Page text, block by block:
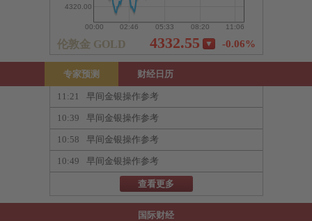
专家预测 财经日历
11:21 早间金银操作参考
10:39 早间金银操作参考
10:58 早间金银操作参考
10:49 早间金银操作参考
查看更多
国际财经